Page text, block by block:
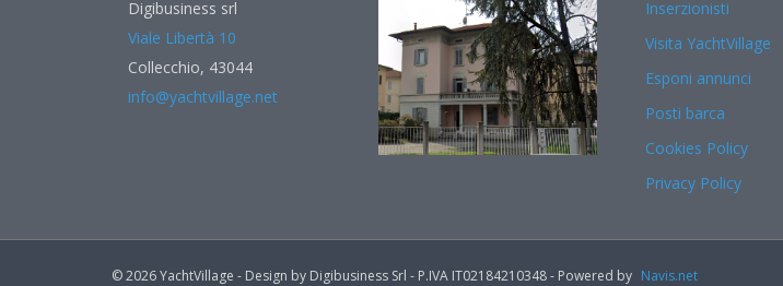
Digibusiness srl
Viale Libertà 10
Collecchio, 43044
info@yachtvillage.net
Inserzionisti
Visita YachtVillage
Esponi annunci
Posti barca
Cookies Policy
Privacy Policy
© 2026 YachtVillage - Design by Digibusiness Srl - P.IVA IT02184210348 - Powered by Navis.net